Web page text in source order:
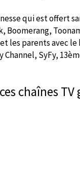
qui est offert
Boomerang,
les parents avec
SyFy,
chaînes TV